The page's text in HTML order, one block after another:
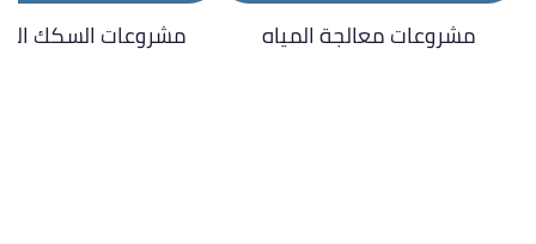
مشروعات معالجة المياه مشروعات السكك